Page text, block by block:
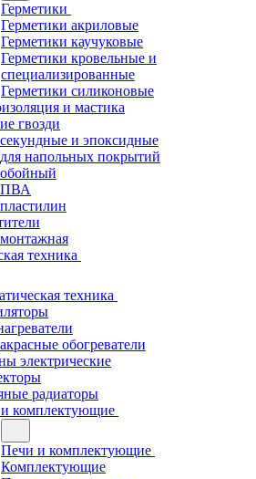
Герметики
Герметики акриловые
Герметики каучуковые
Герметики кровельные и
специализированные
Герметики силиконовые
и мастика
гвозди
и эпоксидные
напольных покрытий
ПВА
техника
техника
обогреватели
электрические
радиаторы
комплектующие
Печи и комплектующие
Комплектующие